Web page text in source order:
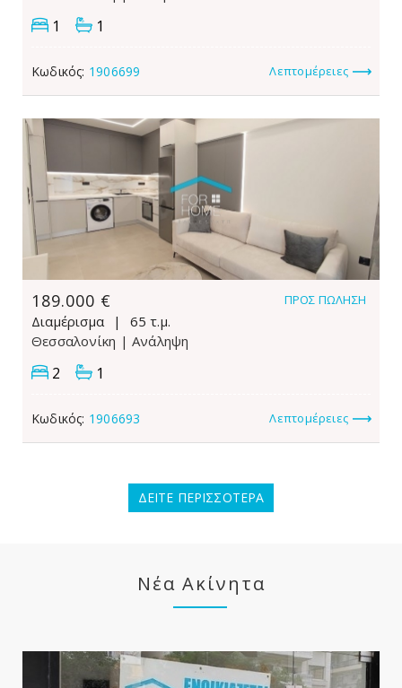
1 1
Κωδικός: 1906699 Λεπτομέρειες
189.000 € ΠΡΟΣ ΠΏΛΗΣΗ
Διαμέρισμα
65 τ.μ.
Θεσσαλονίκη | Ανάληψη
2 1
Κωδικός: 1906693 Λεπτομέρειες
ΔΕΙΤΕ ΠΕΡΙΣΣΟΤΕΡΑ
Νέα Ακίνητα